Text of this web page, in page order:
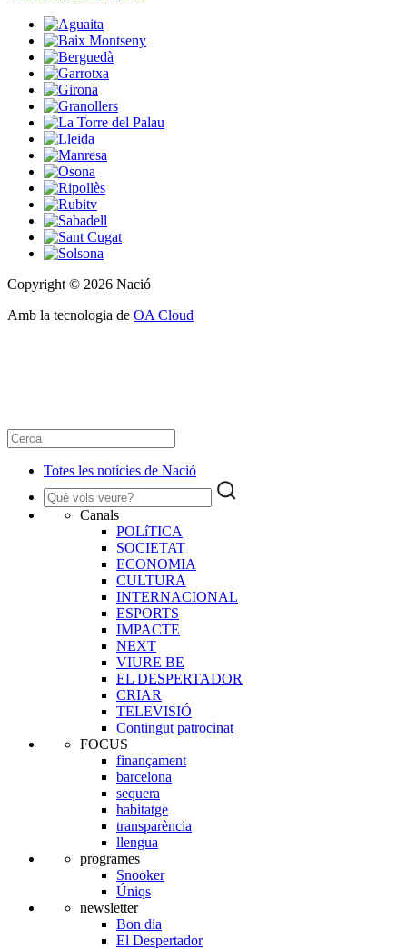
Copyright © 2026 Nació
Amb la tecnologia de OA Cloud
Totes les notícies de Nació
Canals
POLíTICA
SOCIETAT
ECONOMIA
CULTURA
INTERNACIONAL
ESPORTS
IMPACTE
NEXT
VIURE BE
EL DESPERTADOR
CRIAR
TELEVISIÓ
Contingut patrocinat
FOCUS
finançament
barcelona
sequera
habitatge
transparència
llengua
programes
Snooker
Úniqs
newsletter
Bon dia
El Despertador